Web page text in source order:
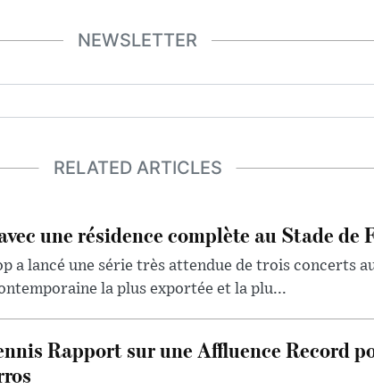
NEWSLETTER
RELATED ARTICLES
une résidence complète au Stade de
a lancé une série très attendue de trois concerts
la plus exportée et la plu...
Rapport sur une Affluence Record